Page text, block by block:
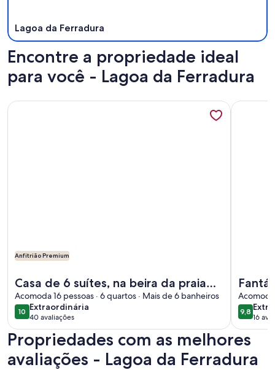
Lagoa da Ferradura
Encontre a propriedade ideal
para você - Lagoa da Ferradura
Anfitrião Premium
Casa de 6 suítes, na beira da praia
da Ferradura
Acomoda 16 pessoas · 6 quartos · Mais de 6 banheiros
1010 de 10
Extraordinária
extraordinária
40 avaliações
(40
avaliações)
Mais informações sobre Casa de 6 suítes, na beira da praia
3 min
Acomoda
9,89,8 de
16
(16
Mais
Propriedades com as melhores
avaliações - Lagoa da Ferradura